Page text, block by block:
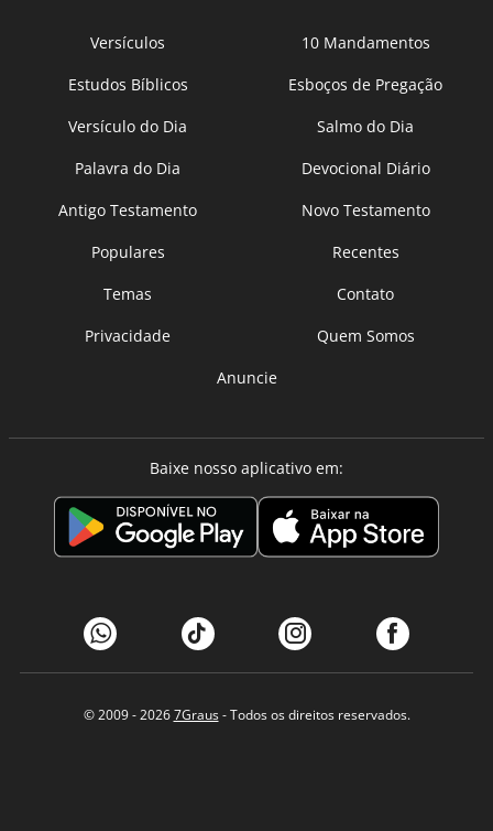
Versículos
10 Mandamentos
Estudos Bíblicos
Esboços de Pregação
Versículo do Dia
Salmo do Dia
Palavra do Dia
Devocional Diário
Antigo Testamento
Novo Testamento
Populares
Recentes
Temas
Contato
Privacidade
Quem Somos
Anuncie
Baixe nosso aplicativo em:
© 2009 - 20267Graus- Todos os direitos reservados.